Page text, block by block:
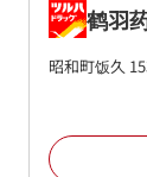
鹤羽
昭和町饭久